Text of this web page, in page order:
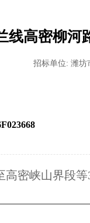
线高密柳河
招标单位: 潍坊
高密峡山界段